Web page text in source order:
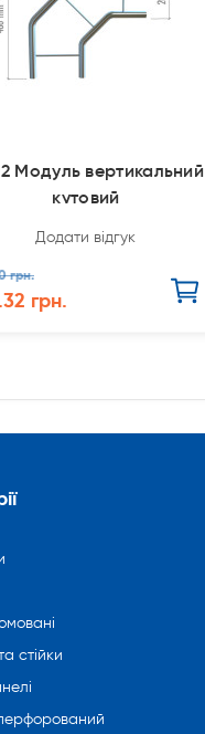
Модуль вертикальний
кутовий
Додати відгук
грн.
грн.
стійки